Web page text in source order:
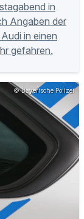
in
Angaben der
in einen
gefahren.
© Bayerische Polizei